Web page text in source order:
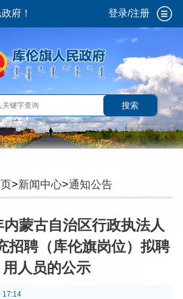
府！ 登录/注册
搜索
>新闻中心>通知公告
内蒙古自治区行政执法人
招聘（库伦旗岗位）拟聘
用人员的公示
17:14